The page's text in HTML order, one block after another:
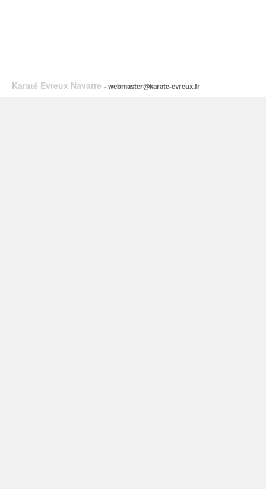
Karaté Evreux Navarre - webmaster@karate-evreux.fr